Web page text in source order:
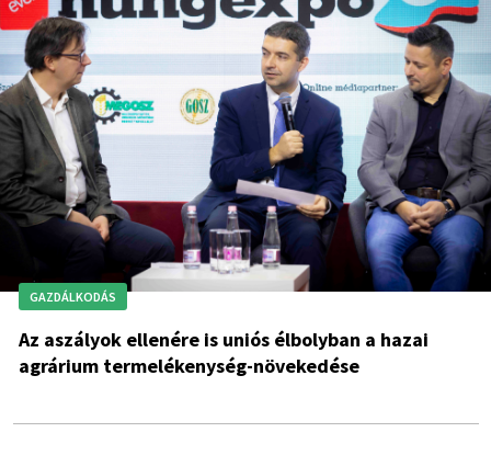
GAZDÁLKODÁS
Az aszályok ellenére is uniós élbolyban a hazai
agrárium termelékenység-növekedése